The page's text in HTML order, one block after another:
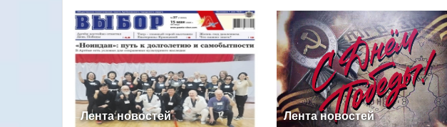
Лента новостей Лента новостей